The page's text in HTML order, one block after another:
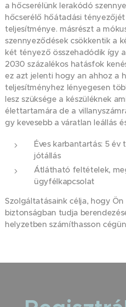
a hőcserélünk lerakódó
hőcserélő hőátadási
teljesítménye. másrészt a
szennyeződések csökkentik a
két tényező összehadódik így
2030 százalékos hatásfok
ez azt jelenti hogy an ahhoz a
teljesítményhez lényegesen
lesz szüksége a készüléknek
élettartamára de a
gy kevesebb a váratlan leállás
Éves karbantartás: 5 év
jótállás
Átlátható feltételek,
ügyfélkapcsolat
Szolgáltatásaink célja, hogy
biztonságban tudja
helyzetben számíthasson